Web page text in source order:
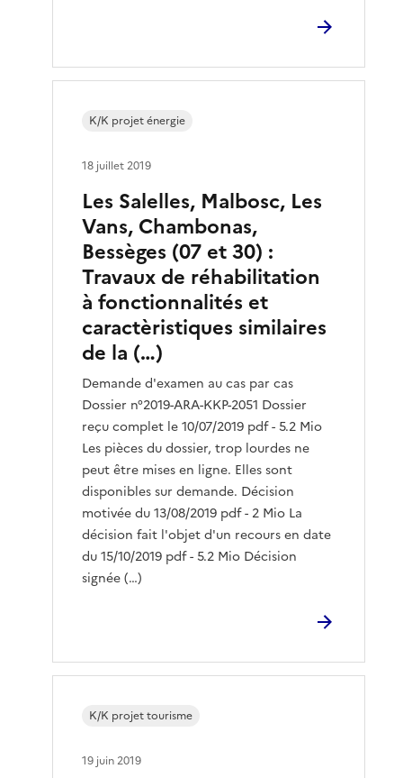
Les Salelles, Malbosc, Les
Vans, Chambonas,
Bessèges (07 et 30) :
Travaux de réhabilitation
à fonctionnalités et
caractèristiques similaires
de la (…)
Demande d'examen au cas par cas
Dossier n°2019-ARA-KKP-2051 Dossier
reçu complet le 10/07/2019 pdf - 5.2 Mio
Les pièces du dossier, trop lourdes ne
peut être mises en ligne. Elles sont
disponibles sur demande. Décision
motivée du 13/08/2019 pdf - 2 Mio La
décision fait l'objet d'un recours en date
du 15/10/2019 pdf - 5.2 Mio Décision
signée (…)
K/K projet énergie
18 juillet 2019
K/K projet tourisme
19 juin 2019